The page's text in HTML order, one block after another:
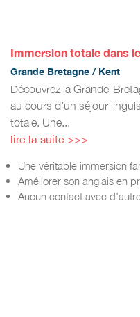
Immersion totale dans
Grande Bretagne / Kent
Découvrez la Grande-
au cours d’un séjour
totale. Une...
lire la suite >>>
Une véritable immersion
Améliorer son anglais en
Aucun contact avec